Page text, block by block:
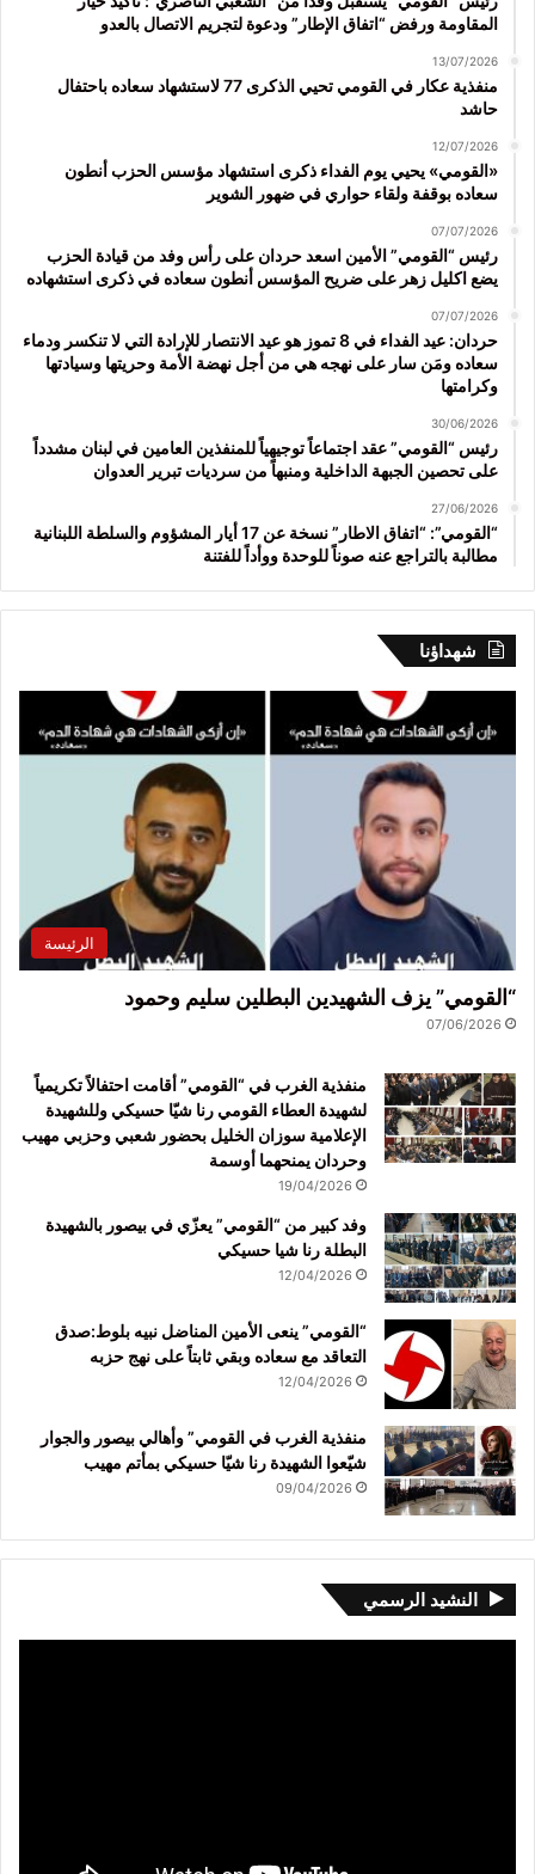
المقاومة ورفض “اتفاق الإطار” ودعوة لتجريم الاتصال بالعدو
13/07/2026
منفذية عكار في القومي تحيي الذكرى 77 لاستشهاد سعاده باحتفال
حاشد
12/07/2026
«القومي» يحيي يوم الفداء ذكرى استشهاد مؤسس الحزب أنطون
سعاده بوقفة ولقاء حواري في ضهور الشوير
07/07/2026
رئيس “القومي” الأمين اسعد حردان على رأس وفد من قيادة الحزب
يضع اكليل زهر على ضريح المؤسس أنطون سعاده في ذكرى استشهاده
07/07/2026
حردان: عيد الفداء في 8 تموز هو عيد الانتصار للإرادة التي لا تنكسر ودماء
سعاده ومَن سار على نهجه هي من أجل نهضة الأمة وحريتها وسيادتها
وكرامتها
30/06/2026
رئيس “القومي” عقد اجتماعاً توجيهياً للمنفذين العامين في لبنان مشدداً
على تحصين الجبهة الداخلية ومنبهاً من سرديات تبرير العدوان
27/06/2026
“القومي”: “اتفاق الاطار” نسخة عن 17 أيار المشؤوم والسلطة اللبنانية
مطالبة بالتراجع عنه صوناً للوحدة ووأداً للفتنة
شهداؤنا
الرئيسة
“القومي” يزف الشهيدين البطلين سليم وحمود
07/06/2026
منفذية الغرب في “القومي” أقامت احتفالاً تكريمياً
لشهيدة العطاء القومي رنا شيّا حسيكي وللشهيدة
الإعلامية سوزان الخليل بحضور شعبي وحزبي مهيب
وحردان يمنحهما أوسمة
19/04/2026
وفد كبير من “القومي” يعزّي في بيصور بالشهيدة
البطلة رنا شيا حسيكي
12/04/2026
“القومي” ينعى الأمين المناضل نبيه بلوط:صدق
التعاقد مع سعاده وبقي ثابتاً على نهج حزبه
12/04/2026
منفذية الغرب في القومي” وأهالي بيصور والجوار
شيّعوا الشهيدة رنا شيّا حسيكي بمأتم مهيب
09/04/2026
النشيد الرسمي